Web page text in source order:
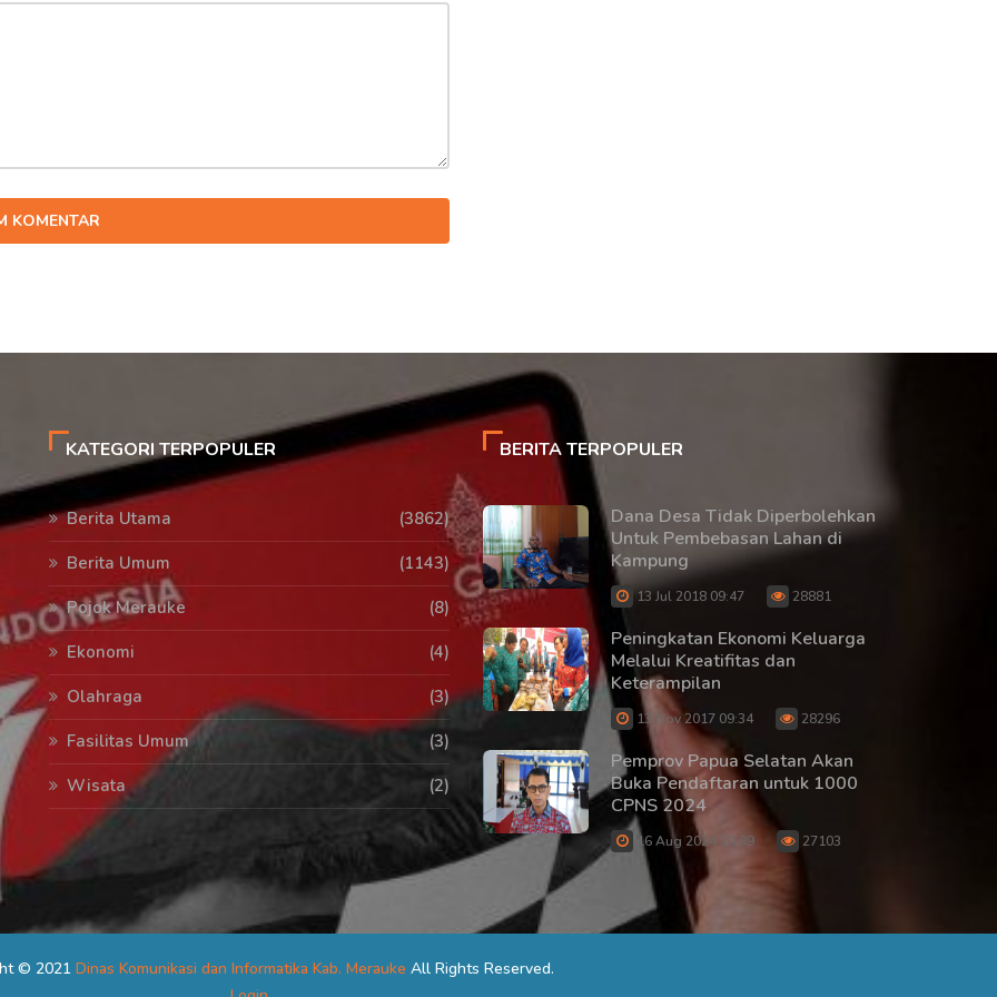
KOMENTAR
KATEGORI TERPOPULER
Berita Utama
(3862)
Berita Umum
(1143)
Pojok Merauke
(8)
Ekonomi
(4)
Olahraga
(3)
Fasilitas Umum
(3)
Wisata
(2)
BERITA TERPOPULER
Dana Desa Tidak Diperbolehkan
Untuk Pembebasan Lahan di
Kampung
13 Jul 2018 09:47 28881
Peningkatan Ekonomi Keluarga
Melalui Kreatifitas dan
Keterampilan
13 Nov 2017 09:34 28296
Pemprov Papua Selatan Akan
Buka Pendaftaran untuk 1000
CPNS 2024
16 Aug 2024 20:09 27103
© 2021 Dinas Komunikasi dan Informatika Kab. Merauke All Rights Reserved.